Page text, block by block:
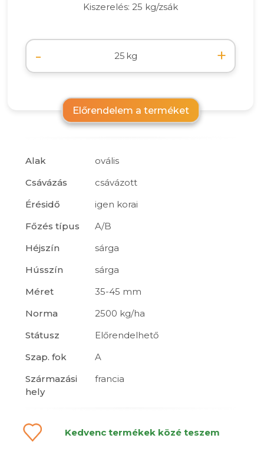
Kiszerelés: 25 kg/zsák
- kg +
Előrendelem a terméket
Alak
ovális
Csávázás
csávázott
Érésidő
igen korai
Főzés típus
A/B
Héjszín
sárga
Hússzín
sárga
Méret
35-45 mm
Norma
2500 kg/ha
Státusz
Előrendelhető
Szap. fok
A
Származási
hely
francia
Kedvenc termékek közé teszem